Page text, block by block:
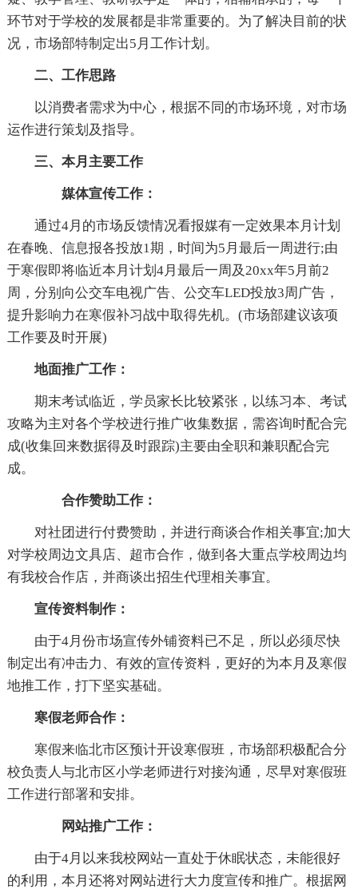
环节对于学校的发展都是非常重要的。为了解决目前的状
况，市场部特制定出5月工作计划。
二、工作思路
以消费者需求为中心，根据不同的市场环境，对市场
运作进行策划及指导。
三、本月主要工作
媒体宣传工作：
通过4月的市场反馈情况看报媒有一定效果本月计划
在春晚、信息报各投放1期，时间为5月最后一周进行;由
于寒假即将临近本月计划4月最后一周及20xx年5月前2
周，分别向公交车电视广告、公交车LED投放3周广告，
提升影响力在寒假补习战中取得先机。(市场部建议该项
工作要及时开展)
地面推广工作：
期末考试临近，学员家长比较紧张，以练习本、考试
攻略为主对各个学校进行推广收集数据，需咨询时配合完
成(收集回来数据得及时跟踪)主要由全职和兼职配合完
成。
合作赞助工作：
对社团进行付费赞助，并进行商谈合作相关事宜;加大
对学校周边文具店、超市合作，做到各大重点学校周边均
有我校合作店，并商谈出招生代理相关事宜。
宣传资料制作：
由于4月份市场宣传外铺资料已不足，所以必须尽快
制定出有冲击力、有效的宣传资料，更好的为本月及寒假
地推工作，打下坚实基础。
寒假老师合作：
寒假来临北市区预计开设寒假班，市场部积极配合分
校负责人与北市区小学老师进行对接沟通，尽早对寒假班
工作进行部署和安排。
网站推广工作：
由于4月以来我校网站一直处于休眠状态，未能很好
的利用，本月还将对网站进行大力度宣传和推广。根据网